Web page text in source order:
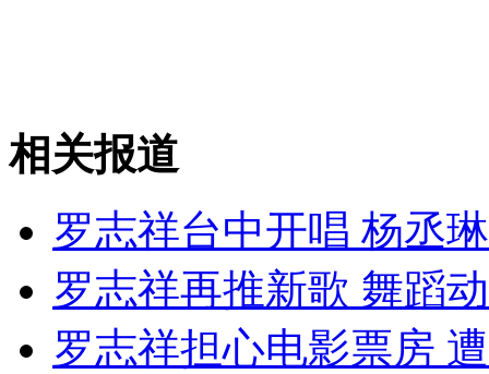
山西运城恶犬咬伤多人 警民合力深夜将其击毙
相关报道
罗志祥台中开唱 杨丞
罗志祥再推新歌 舞蹈
罗志祥担心电影票房